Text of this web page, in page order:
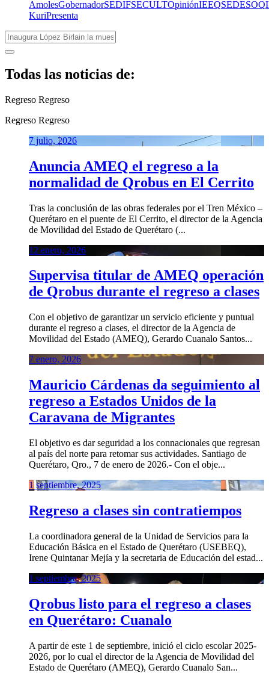
AmolesGobernadorSEDIFSECULTOpiniónIEEQSEDESOQ
KuriPresenta
Todas las noticias de:
Regreso Regreso
Regreso Regreso
7 julio, 2026
Anuncia AMEQ el regreso a la
normalidad de Qrobus en El Cerrito
Tras la conclusión de las obras federales por el Tren México –
Querétaro en el puente de El Cerrito, el director de la Agencia
de Movilidad del Estado de Querétaro (...
12 enero, 2026
Supervisa titular de AMEQ operación
de Qrobus durante el regreso a clases
Con el objetivo de garantizar un servicio eficiente y puntual
durante el regreso a clases, el director de la Agencia de
Movilidad del Estado (AMEQ), Gerardo Cuanalo Santos...
7 enero, 2026
Mauricio Cárdenas da seguimiento al
regreso a Estados Unidos de la
Caravana de Migrantes
El objetivo es dar seguridad a los connacionales que regresan
al país del norte para retomar sus actividades. Santiago de
Querétaro, Qro., 7 de enero de 2026.- Con el obje...
1 septiembre, 2025
Regreso a clases sin contratiempos
La coordinadora general de la Unidad de Servicios para la
Educación Básica en el Estado de Querétaro (USEBEQ),
Irene Quintanar Mejía y la secretaria de Educación del estad...
1 septiembre, 2025
Qrobus listo para el regreso a clases
en Querétaro: Cuanalo
A partir de este 1 de septiembre, inició el ciclo escolar 2025-
2026, por lo cual el director de la Agencia de Movilidad del
Estado de Querétaro (AMEQ), Gerardo Cuanalo San...